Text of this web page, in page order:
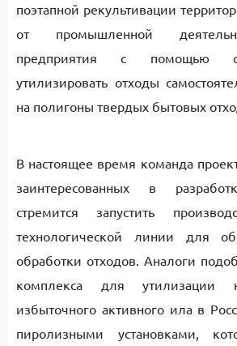
поэтапной рекультивации
от промышленной
предприятия с помощью
утилизировать отходы
на полигоны твердых бытовых
В настоящее время команда
заинтересованных в
стремится запустить
технологической линии для
обработки отходов. Аналоги
комплекса для утилизации
избыточного активного ила в
пиролизными установками,